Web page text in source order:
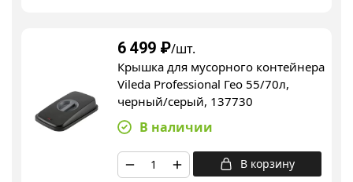
6 499 ₽/шт.
Крышка для мусорного контейнера
Vileda Professional Гео 55/70л,
черный/серый, 137730
В наличии
В корзину